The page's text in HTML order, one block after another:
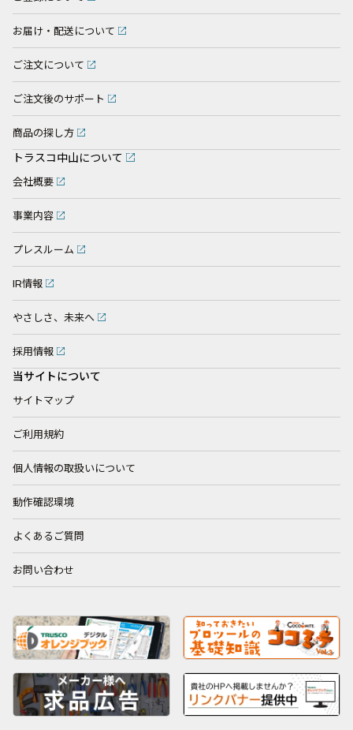
お届け・配送について
ご注文について
ご注文後のサポート
商品の探し方
トラスコ中山について
会社概要
事業内容
プレスルーム
IR情報
やさしさ、未来へ
採用情報
当サイトについて
サイトマップ
ご利用規約
個人情報の取扱いについて
動作確認環境
よくあるご質問
お問い合わせ